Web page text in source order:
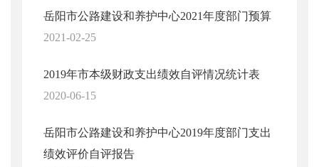
岳阳市公路建设和养护中心2021年度部门预算
2021-02-25
2019年市本级财政支出绩效自评情况统计表
2020-06-15
岳阳市公路建设和养护中心2019年度部门支出
绩效评价自评报告